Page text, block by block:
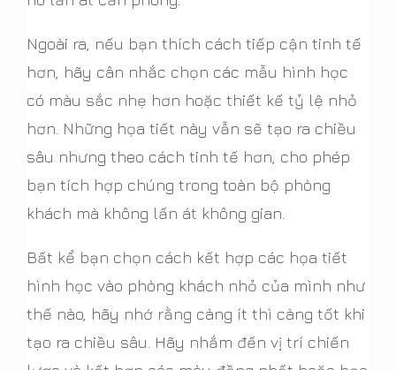
Ngoài ra, nếu bạn thích cách tiếp cận tinh tế
hơn, hãy cân nhắc chọn các mẫu hình học
có màu sắc nhẹ hơn hoặc thiết kế tỷ lệ nhỏ
hơn. Những họa tiết này vẫn sẽ tạo ra chiều
sâu nhưng theo cách tinh tế hơn, cho phép
bạn tích hợp chúng trong toàn bộ phòng
khách mà không lấn át không gian.
Bất kể bạn chọn cách kết hợp các họa tiết
hình học vào phòng khách nhỏ của mình như
thế nào, hãy nhớ rằng càng ít thì càng tốt khi
tạo ra chiều sâu. Hãy nhắm đến vị trí chiến